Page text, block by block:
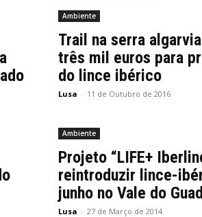
Ambiente
Trail na serra
três mil euros para
do lince ibérico
Lusa - 11 de Outubro de 2016
Ambiente
Projeto “LIFE+
reintroduzir lince-
junho no Vale do
Lusa - 27 de Março de 2014